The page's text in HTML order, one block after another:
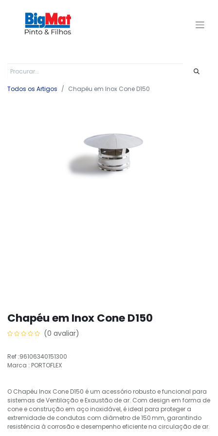
Todos os Artigos Chapéu em Inox Cone D150
Chapéu em Inox Cone D150
(0 avaliar)
Ref :96106340151300
Marca : PORTOFLEX
O Chapéu Inox Cone D150 é um acessório robusto e funcional para
sistemas de Ventilação e Exaustão de ar. Com design em forma de
cone e construção em aço inoxidável, é ideal para proteger a
extremidade de condutas com diâmetro de 150 mm, garantindo
resistência à corrosão e desempenho eficiente na circulação de ar.